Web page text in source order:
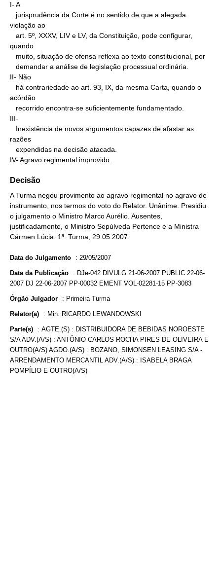
I- A
violação ao
quando
II- Não
acórdão
III-
razões
IV- Agravo regimental improvido.
Decisão
A Turma negou provimento ao agravo regimental no agravo de
instrumento, nos termos do voto do Relator. Unânime. Presidiu
o julgamento o Ministro Marco Aurélio. Ausentes,
justificadamente, o Ministro Sepúlveda Pertence e a Ministra
Cármen Lúcia. 1ª. Turma, 29.05.2007.
Data do Julgamento : 29/05/2007
Data da Publicação : DJe-042 DIVULG 21-06-2007 PUBLIC 22-06-
2007 DJ 22-06-2007 PP-00032 EMENT VOL-02281-15 PP-3083
Órgão Julgador : Primeira Turma
Relator(a) : Min. RICARDO LEWANDOWSKI
Parte(s) : AGTE.(S) : DISTRIBUIDORA DE BEBIDAS NOROESTE
S/A ADV.(A/S) : ANTÔNIO CARLOS ROCHA PIRES DE OLIVEIRA E
OUTRO(A/S) AGDO.(A/S) : BOZANO, SIMONSEN LEASING S/A -
ARRENDAMENTO MERCANTIL ADV.(A/S) : ISABELA BRAGA
POMPÍLIO E OUTRO(A/S)